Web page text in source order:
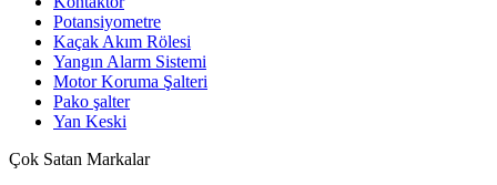
Potansiyometre
Kaçak Akım Rölesi
Yangın Alarm Sistemi
Motor Koruma Şalteri
Pako şalter
Yan Keski
Çok Satan Markalar